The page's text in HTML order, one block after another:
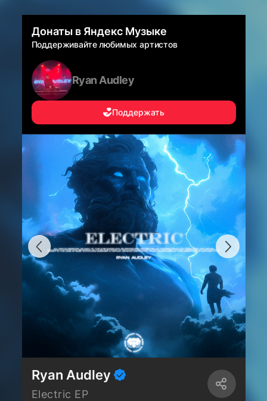
Донаты в Яндекс Музыке
Поддерживайте любимых артистов
Ryan Audley
Поддержать
Ryan Audley
Electric EP